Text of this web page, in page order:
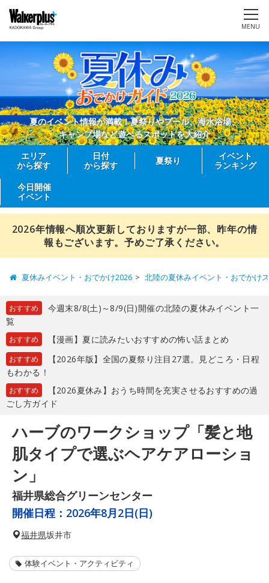
MENU
夏のイベント情報が満載！夏祭りやプール、海水浴場、
キャンプ場など遊べるスポットを大紹介
エリア
から探す
日付
から探す
夏祭り
イベント
ランキング
今日開催
イベント
2026年情報へ順次更新しておりますが一部、昨年の情
報もございます。予めご了承ください。
夏休みイベント・おでかけ2026 北陸の夏休みイベント・おでかけ
おすすめ
今週末8/8(土)～8/9(日)開催の北陸の夏休みイベント一
覧
おすすめ 【漫画】夏に読みたいおすすめの怖い話まとめ
おすすめ
【2026年版】全国の夏祭り注目27選。見どころ・日程
もわかる！
おすすめ
【2026夏休み】おうち時間を充実させるおすすめの過
ごし方ガイド
ハーブのワークショップ「髪と地
肌タイプで選ぶヘアケアローショ
ン」
福井県総合グリーンセンター
開催日程： 2026年8月2日(日)
福井県坂井市
体験イベント・アクティビティ